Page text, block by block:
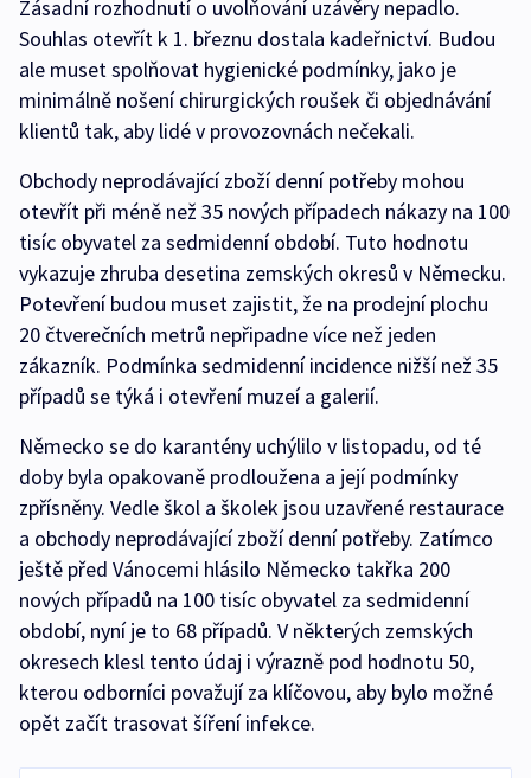
Zásadní rozhodnutí o uvolňování uzávěry nepadlo.
Souhlas otevřít k 1. březnu dostala kadeřnictví. Budou
ale muset spolňovat hygienické podmínky, jako je
minimálně nošení chirurgických roušek či objednávání
klientů tak, aby lidé v provozovnách nečekali.
Obchody neprodávající zboží denní potřeby mohou
otevřít při méně než 35 nových případech nákazy na 100
tisíc obyvatel za sedmidenní období. Tuto hodnotu
vykazuje zhruba desetina zemských okresů v Německu.
Potevření budou muset zajistit, že na prodejní plochu
20 čtverečních metrů nepřipadne více než jeden
zákazník. Podmínka sedmidenní incidence nižší než 35
případů se týká i otevření muzeí a galerií.
Německo se do karantény uchýlilo v listopadu, od té
doby byla opakovaně prodloužena a její podmínky
zpřísněny. Vedle škol a školek jsou uzavřené restaurace
a obchody neprodávající zboží denní potřeby. Zatímco
ještě před Vánocemi hlásilo Německo takřka 200
nových případů na 100 tisíc obyvatel za sedmidenní
období, nyní je to 68 případů. V některých zemských
okresech klesl tento údaj i výrazně pod hodnotu 50,
kterou odborníci považují za klíčovou, aby bylo možné
opět začít trasovat šíření infekce.